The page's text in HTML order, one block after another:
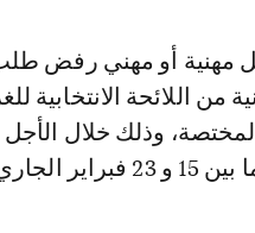
مهنية أو مهني رفض
اللائحة الانتخابية
وذلك خلال
الجاري ».